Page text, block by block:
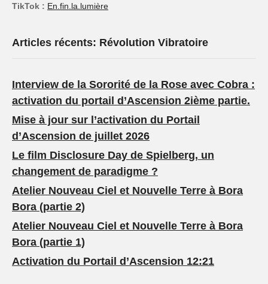
TikTok : En.fin.la.lumière
Articles récents: Révolution Vibratoire
Interview de la Sororité de la Rose avec Cobra :
activation du portail d’Ascension 2ième partie.
Mise à jour sur l’activation du Portail
d’Ascension de juillet 2026
Le film Disclosure Day de Spielberg, un
changement de paradigme ?
Atelier Nouveau Ciel et Nouvelle Terre à Bora
Bora (partie 2)
Atelier Nouveau Ciel et Nouvelle Terre à Bora
Bora (partie 1)
Activation du Portail d’Ascension 12:21